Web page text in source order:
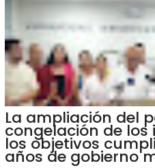
La ampliación del
congelación de
los objetivos
años de gobierno